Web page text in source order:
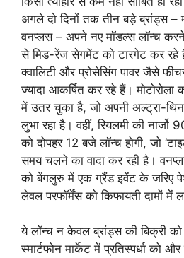
अगले दो दिनों तक तीन बड़े ब्रांड्स –
वनप्लस – अपने नए मॉडल्स लॉन्च
से मिड-रेंज सेगमेंट को टारगेट कर रहे
क्वालिटी और प्रोसेसिंग पावर जैसे
ज्यादा आकर्षित कर रहे हैं।
में उतर चुका है, जो अपनी अल्ट्रा-
लुभा रहा है। वहीं, रियलमी की
को दोपहर 12 बजे लॉन्च होगी, जो
समय चलने का वादा कर रही है।
को बेंगलुरु में एक ग्रैंड इवेंट के जरिए
लेवल परफॉर्मेंस को किफायती दामों में
ये लॉन्च न केवल ब्रांड्स की बिक्री
स्मार्टफोन मार्केट में प्रतिस्पर्धा को